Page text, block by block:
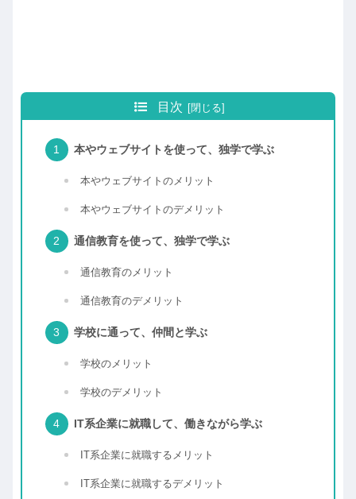
目次
本やウェブサイトを使って、独学で学ぶ
本やウェブサイトのメリット
本やウェブサイトのデメリット
通信教育を使って、独学で学ぶ
通信教育のメリット
通信教育のデメリット
学校に通って、仲間と学ぶ
学校のメリット
学校のデメリット
IT系企業に就職して、働きながら学ぶ
IT系企業に就職するメリット
IT系企業に就職するデメリット